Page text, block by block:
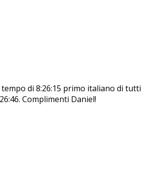
tempo di 8:26:15 primo italiano di tutti
Complimenti Daniel!